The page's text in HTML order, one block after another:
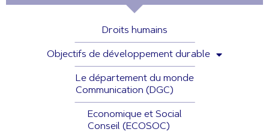
Droits humains
Objectifs de développement durable
Le département du monde
Communication (DGC)
Economique et Social
Conseil (ECOSOC)